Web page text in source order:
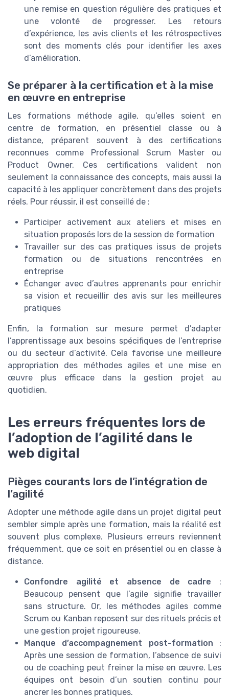
une remise en question régulière des pratiques et
une volonté de progresser. Les retours
d’expérience, les avis clients et les rétrospectives
sont des moments clés pour identifier les axes
d’amélioration.
Se préparer à la certification et à la mise
en œuvre en entreprise
Les formations méthode agile, qu’elles soient en
centre de formation, en présentiel classe ou à
distance, préparent souvent à des certifications
reconnues comme Professional Scrum Master ou
Product Owner. Ces certifications valident non
seulement la connaissance des concepts, mais aussi la
capacité à les appliquer concrètement dans des projets
réels. Pour réussir, il est conseillé de :
Participer activement aux ateliers et mises en
situation proposés lors de la session de formation
Travailler sur des cas pratiques issus de projets
formation ou de situations rencontrées en
entreprise
Échanger avec d’autres apprenants pour enrichir
sa vision et recueillir des avis sur les meilleures
pratiques
Enfin, la formation sur mesure permet d’adapter
l’apprentissage aux besoins spécifiques de l’entreprise
ou du secteur d’activité. Cela favorise une meilleure
appropriation des méthodes agiles et une mise en
œuvre plus efficace dans la gestion projet au
quotidien.
Les erreurs fréquentes lors de
l’adoption de l’agilité dans le
web digital
Pièges courants lors de l’intégration de
l’agilité
Adopter une méthode agile dans un projet digital peut
sembler simple après une formation, mais la réalité est
souvent plus complexe. Plusieurs erreurs reviennent
fréquemment, que ce soit en présentiel ou en classe à
distance.
Confondre agilité et absence de cadre :
Beaucoup pensent que l’agile signifie travailler
sans structure. Or, les méthodes agiles comme
Scrum ou Kanban reposent sur des rituels précis et
une gestion projet rigoureuse.
Manque d’accompagnement post-formation :
Après une session de formation, l’absence de suivi
ou de coaching peut freiner la mise en œuvre. Les
équipes ont besoin d’un soutien continu pour
ancrer les bonnes pratiques.